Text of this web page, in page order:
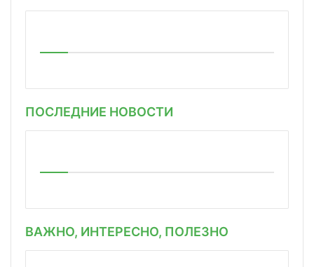
ПОСЛЕДНИЕ НОВОСТИ
ВАЖНО, ИНТЕРЕСНО, ПОЛЕЗНО